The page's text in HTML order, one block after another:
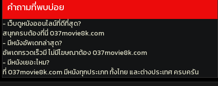
คำถามที่พบบ่อย
- เว็บดูหนังออนไลน์ที่ดีที่สุด?
สนุกครบต้องที่นี่ 037movie8k.com
- มีหนังอัพเดทล่าสุด?
อัพเดทรวดเร็วมี ไม่มีโฆษณาต้อง 037movie8k.com
- มีหนังเยอะไหม?
ที่ 037movie8k.com มีหนังทุกประเภท ทั้งไทย และต่างประเทศ ครบครัน